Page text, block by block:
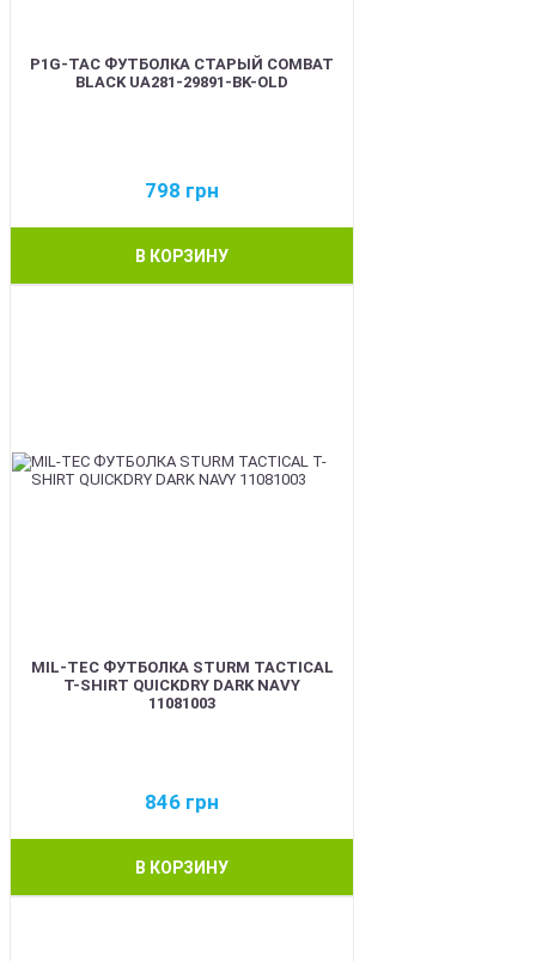
P1G-TAC ФУТБОЛКА СТАРЫЙ COMBAT
BLACK UA281-29891-BK-OLD
798 грн
В КОРЗИНУ
MIL-TEC ФУТБОЛКА STURM TACTICAL
T-SHIRT QUICKDRY DARK NAVY
11081003
846 грн
В КОРЗИНУ